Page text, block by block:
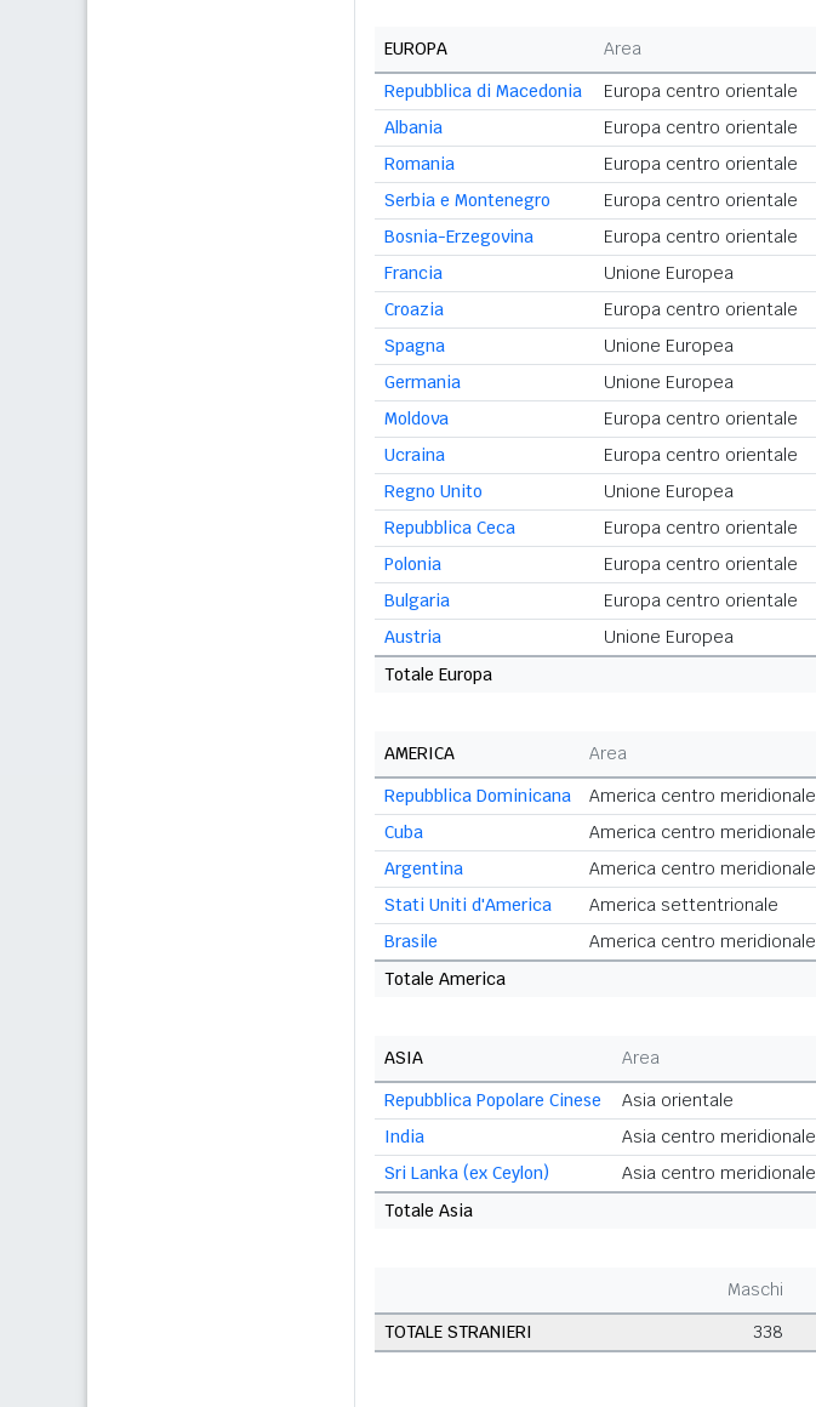
EUROPA Area
Repubblica di Macedonia
Europa centro orientale
Albania
Europa centro orientale
Romania
Europa centro orientale
Serbia e Montenegro
Europa centro orientale
Bosnia-Erzegovina
Europa centro orientale
Francia
Unione Europea
Croazia
Europa centro orientale
Spagna
Unione Europea
Germania
Unione Europea
Moldova
Europa centro orientale
Ucraina
Europa centro orientale
Regno Unito
Unione Europea
Repubblica Ceca
Europa centro orientale
Polonia
Europa centro orientale
Bulgaria
Europa centro orientale
Austria
Unione Europea
Totale Europa
AMERICA Area
Repubblica Dominicana
America centro meridionale
Cuba
America centro meridionale
Argentina
America centro meridionale
Stati Uniti d'America
America settentrionale
Brasile
America centro meridionale
Totale America
ASIA Area
Repubblica Popolare Cinese
Asia orientale
India
Asia centro meridionale
Sri Lanka (ex Ceylon)
Asia centro meridionale
Totale Asia
Maschi
TOTALE STRANIERI
338